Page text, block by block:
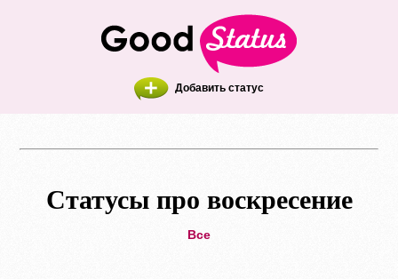
Добавить статус
Статусы про воскресение
Все